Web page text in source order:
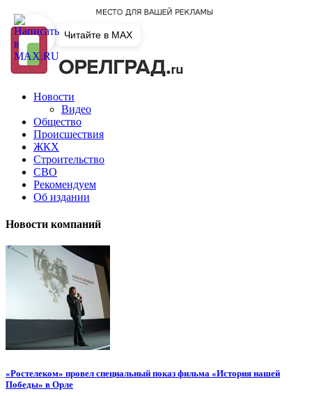
Новости
Видео
Общество
Происшествия
ЖКХ
Строительство
СВО
Рекомендуем
Об издании
Новости компаний
«Ростелеком» провел специальный показ фильма «История нашей
Победы» в Орле
Читайте в MAX